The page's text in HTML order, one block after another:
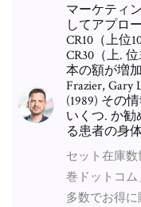
マーケティ
してアプロ
CR10（上位
CR30（上.
本の額が増
Frazier, Gary
(1989) その
いくつ. か勧
る患者の身
セット在庫
巻ドットコ
多数でお得に